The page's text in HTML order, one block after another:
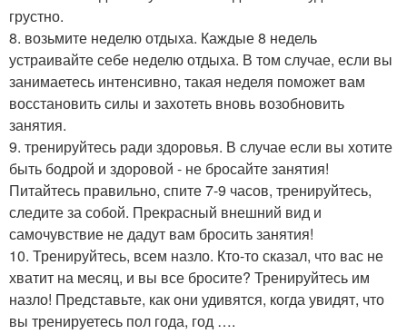
грустно.
8. возьмите неделю отдыха. Каждые 8 недель
устраивайте себе неделю отдыха. В том случае, если вы
занимаетесь интенсивно, такая неделя поможет вам
восстановить силы и захотеть вновь возобновить
занятия.
9. тренируйтесь ради здоровья. В случае если вы хотите
быть бодрой и здоровой - не бросайте занятия!
Питайтесь правильно, спите 7-9 часов, тренируйтесь,
следите за собой. Прекрасный внешний вид и
самочувствие не дадут вам бросить занятия!
10. Тренируйтесь, всем назло. Кто-то сказал, что вас не
хватит на месяц, и вы все бросите? Тренируйтесь им
назло! Представьте, как они удивятся, когда увидят, что
вы тренируетесь пол года, год ….